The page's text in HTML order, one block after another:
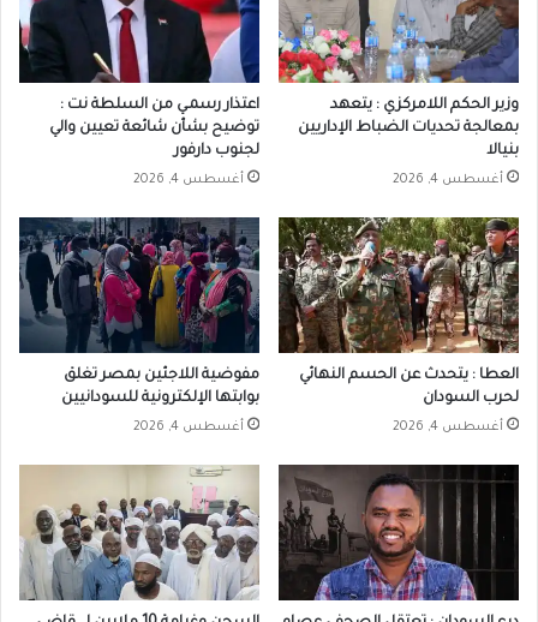
وزير الحكم اللامركزي : يتعهد
بمعالجة تحديات الضباط الإداريين
بنيالا
أغسطس 4, 2026
اعتذار رسمـي من السلطة نت :
توضيح بشأن شائعة تعيين والي
لجنوب دارفور
أغسطس 4, 2026
العطا : يتحدث عن الحسم النهائي
لحرب السودان
أغسطس 4, 2026
مفوضية اللاجئين بمصر تغلق
بوابتها الإلكترونية للسودانيين
أغسطس 4, 2026